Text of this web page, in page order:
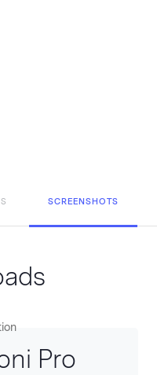
SCREENSHOTS
Pro